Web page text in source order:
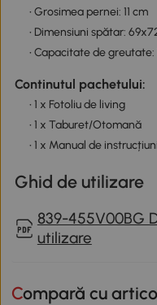
• Grosimea pernei: 11 cm
• Dimensiuni spătar:
• Capacitate de
Continutul pachetului:
• 1 x Fotoliu de living
• 1 x Taburet/Otomană
• 1 x Manual de instrucțiuni
Ghid de utilizare
839-455V00BG
utilizare
Compară cu